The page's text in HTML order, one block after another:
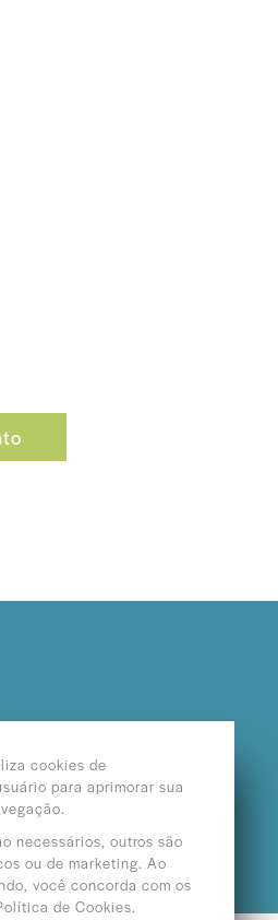
cookies de
para aprimorar sua
necessários, outros são
ou de marketing. Ao
você concorda com os
de Cookies.